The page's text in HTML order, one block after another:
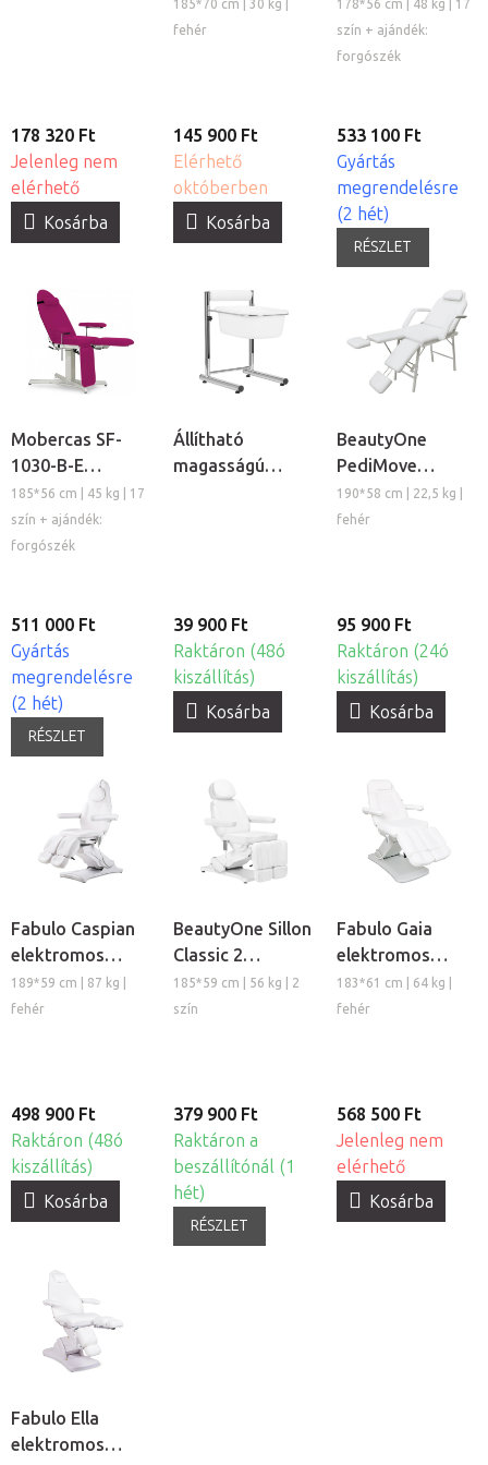
178 320 Ft
Jelenleg nem
elérhető
Kosárba
kozmetikai és
185*70 cm | 30 kg |
fehér
145 900 Ft
Elérhető
októberben
Kosárba
kezelőágy
178*56 cm | 48 kg | 17
szín + ajándék:
forgószék
533 100 Ft
Gyártás
megrendelésre
(2 hét)
RÉSZLET
Mobercas SF-
1030-B-E
kozmetikai
kezelőágy
185*56 cm | 45 kg | 17
szín + ajándék:
forgószék
511 000 Ft
Gyártás
megrendelésre
(2 hét)
RÉSZLET
Állítható
magasságú
39 900 Ft
Raktáron (48ó
kiszállítás)
Kosárba
BeautyOne
PediMove
összecsukható
és hordozható
190*58 cm | 22,5 kg |
fehér
95 900 Ft
Raktáron (24ó
kiszállítás)
Kosárba
Fabulo Caspian
elektromos
pedikűrös
kezelőszék
189*59 cm | 87 kg |
fehér
498 900 Ft
Raktáron (48ó
kiszállítás)
Kosárba
BeautyOne Sillon
Classic 2
elektromos
pedikűrös
185*59 cm | 56 kg | 2
szín
379 900 Ft
Raktáron a
beszállítónál (1
hét)
RÉSZLET
Fabulo Gaia
elektromos
pedikűrös
kezelőszék
183*61 cm | 64 kg |
fehér
568 500 Ft
Jelenleg nem
elérhető
Kosárba
Fabulo Ella
elektromos